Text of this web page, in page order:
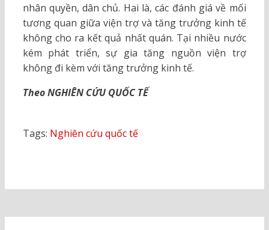
nhân quyền, dân chủ. Hai là, các đánh giá về mối
tương quan giữa viện trợ và tăng trưởng kinh tế
không cho ra kết quả nhất quán. Tại nhiều nước
kém phát triển, sự gia tăng nguồn viện trợ
không đi kèm với tăng trưởng kinh tế.
Theo NGHIÊN CỨU QUỐC TẾ
Tags: Nghiên cứu quốc tế